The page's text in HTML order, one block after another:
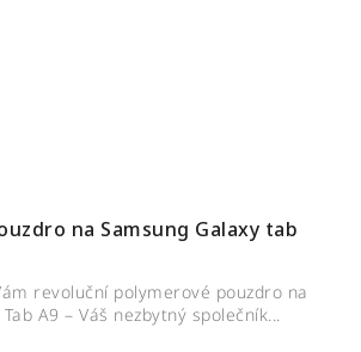
na Samsung Galaxy tab
revoluční polymerové pouzdro na
A9 – Váš nezbytný společník...